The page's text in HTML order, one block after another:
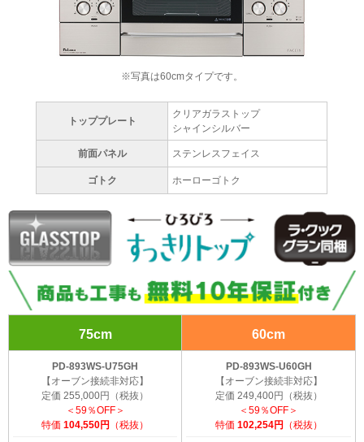
※写真は60cmタイプです。
トッププレート
クリアガラストップ
シャインシルバー
前面パネル ステンレスフェイス
ゴトク ホーローゴトク
75cm 60cm
PD-893WS-U75GH
【オーブン接続非対応】
定価 255,000円（税抜）
＜59％OFF＞
特価 104,550円 （税抜）
PD-893WS-U60GH
【オーブン接続非対応】
定価 249,400円（税抜）
＜59％OFF＞
特価 102,254円 （税抜）